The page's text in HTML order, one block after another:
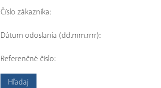
Číslo zákazníka:
Dátum odoslania (dd.mm.rrrr):
Referenčné číslo: